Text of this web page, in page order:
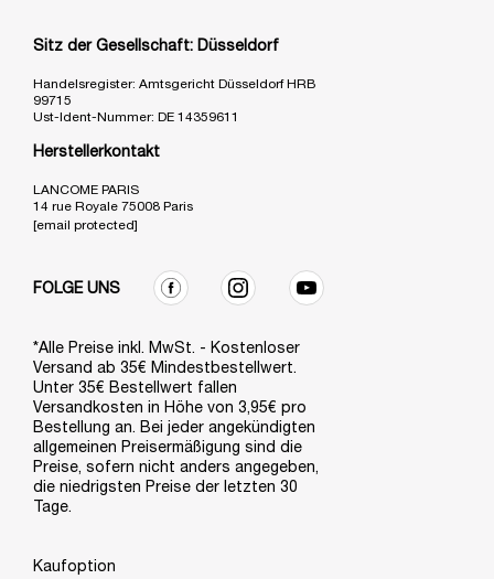
Sitz der Gesellschaft: Düsseldorf
Handelsregister: Amtsgericht Düsseldorf HRB
99715
Ust-Ident-Nummer: DE 14359611
Herstellerkontakt
LANCOME PARIS
14 rue Royale 75008 Paris
[email protected]
FOLGE UNS
*Alle Preise inkl. MwSt. - Kostenloser
Versand ab 35€ Mindestbestellwert.
Unter 35€ Bestellwert fallen
Versandkosten in Höhe von 3,95€ pro
Bestellung an. Bei jeder angekündigten
allgemeinen Preisermäßigung sind die
Preise, sofern nicht anders angegeben,
die niedrigsten Preise der letzten 30
Tage.
Kaufoption